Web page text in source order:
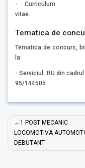
- Curriculum
vitae.
Tematica de
Tematica de concurs,
la:
- Serviciul RU din
95/144505.
Navigare
în
articole
1 POST MECANIC
LOCOMOTIVA
DEBUTANT